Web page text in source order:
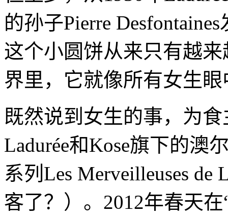
的孙子Pierre
这个小圆饼从来只有越
界里，它就像所有女生眼
既然说到女生的事，为
Ladurée和Kose旗下的澳
系列Les Merveilleuses
客了？）。2012年春天